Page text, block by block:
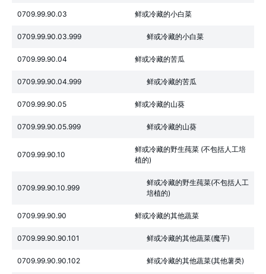
0709.99.90.03 鲜或冷藏的小白菜
0709.99.90.03.999 鲜或冷藏的小白菜
0709.99.90.04 鲜或冷藏的苦瓜
0709.99.90.04.999 鲜或冷藏的苦瓜
0709.99.90.05 鲜或冷藏的山葵
0709.99.90.05.999 鲜或冷藏的山葵
0709.99.90.10
鲜或冷藏的野生莼菜 (不包括人工培
植的)
0709.99.90.10.999
鲜或冷藏的野生莼菜(不包括人工
培植的)
0709.99.90.90 鲜或冷藏的其他蔬菜
0709.99.90.90.101 鲜或冷藏的其他蔬菜(魔芋)
0709.99.90.90.102 鲜或冷藏的其他蔬菜(其他薯类)